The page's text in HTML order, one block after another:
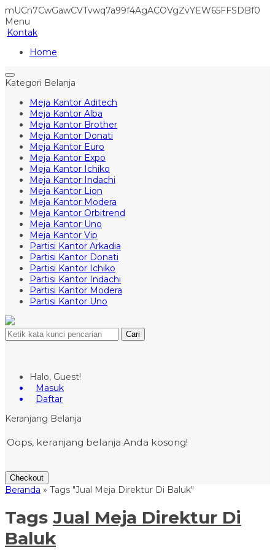
mUCn7CwGawCVTvwq7a99f4AgACOVgZvYEW65FFSDBf0
Menu
Kontak
Home
Kategori Belanja
Meja Kantor Aditech
Meja Kantor Alba
Meja Kantor Brother
Meja Kantor Donati
Meja Kantor Euro
Meja Kantor Expo
Meja Kantor Ichiko
Meja Kantor Indachi
Meja Kantor Lion
Meja Kantor Modera
Meja Kantor Orbitrend
Meja Kantor Uno
Meja Kantor Vip
Partisi Kantor Arkadia
Partisi Kantor Donati
Partisi Kantor Ichiko
Partisi Kantor Indachi
Partisi Kantor Modera
Partisi Kantor Uno
Cari
Halo, Guest!
Masuk
Daftar
Keranjang Belanja
Oops, keranjang belanja Anda kosong!
Checkout
Beranda » Tags "Jual Meja Direktur Di Baluk"
Tags Jual Meja Direktur Di
Baluk